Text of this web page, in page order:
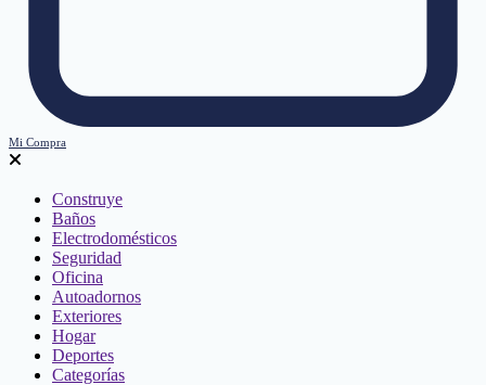
Mi Compra
Construye
Baños
Electrodomésticos
Seguridad
Oficina
Autoadornos
Exteriores
Hogar
Deportes
Categorías